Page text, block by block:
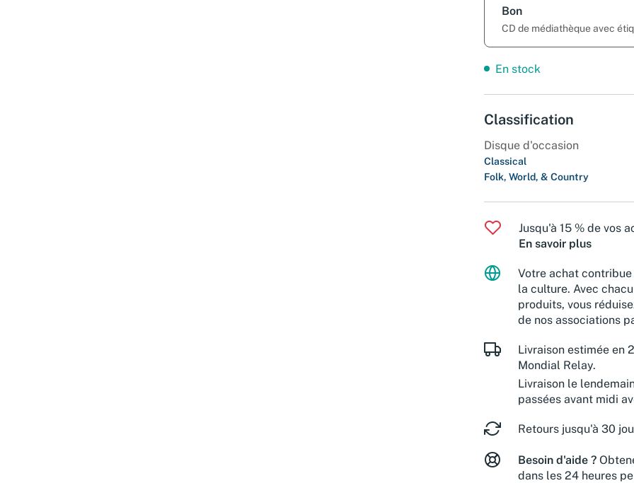
Bon
CD de médiathèque avec
En stock
Classification
Disque d'occasion
Classical
Folk, World, & Country
Jusqu'à 15 % de vos
En savoir plus
Votre achat
la culture. Avec
produits, vous
de nos associations
Livraison estimée en
Mondial Relay.
Livraison le
passées avant midi
Retours jusqu'à 30
Besoin d'aide ?
dans les 24 heures